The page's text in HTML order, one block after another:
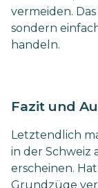
vermeiden.
sondern
handeln.
Fazit und
Letztendlich
in der Schweiz
erscheinen.
Grundzüge